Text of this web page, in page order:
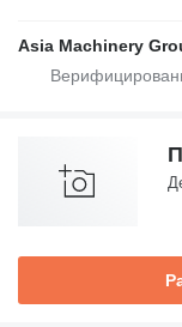
Asia Machinery